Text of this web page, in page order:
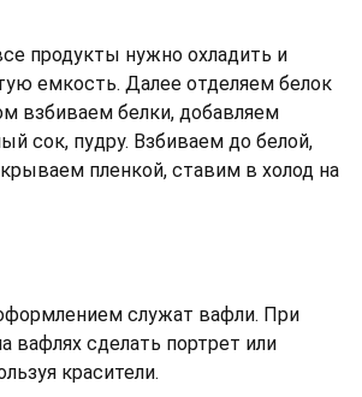
продукты нужно охладить и
емкость. Далее отделяем белок
взбиваем белки, добавляем
сок, пудру. Взбиваем до белой,
пленкой, ставим в холод на
служат вафли. При
вафлях сделать портрет или
красители.